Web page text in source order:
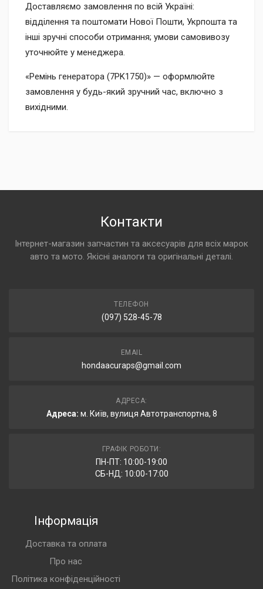
Доставляємо замовлення по всій Україні:
відділення та поштомати Нової Пошти, Укрпошта та
інші зручні способи отримання; умови самовивозу
уточнюйте у менеджера.
«Ремінь генератора (7PK1750)» — оформлюйте
замовлення у будь-який зручний час, включно з
вихідними.
Контакти
Інтернет-магазин запчастин та аксесуарів для всіх марок
авто та мото. Якісні аналоги та оригінальні деталі.
ТЕЛЕФОН
(097) 528-45-78
EMAIL
hondaacuraps@gmail.com
АДРЕСА:
Адреса: м. Київ, вулиця Автотранспортна, 8
ГРАФІК РОБОТИ:
ПН-ПТ: 10:00-19:00
СБ-НД: 10:00-17:00
Інформація
Доставка та оплата
Про нас
Політика конфіденційності